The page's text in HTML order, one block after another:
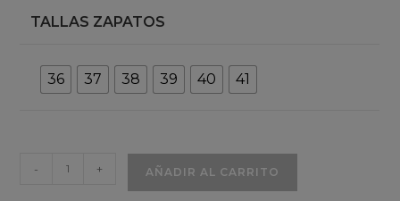
TALLAS ZAPATOS
36 37 38 39 40 41
Antracita
- + AÑADIR AL CARRITO